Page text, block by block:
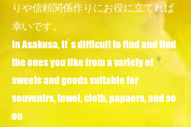
りや信頼関係作りにお役に立てれば
幸いです。
In Asakusa, it`s difficult to find and find
the ones you like from a variety of
sweets and goods suitable for
souvenirs, towel, cloth, papaers, and so
on